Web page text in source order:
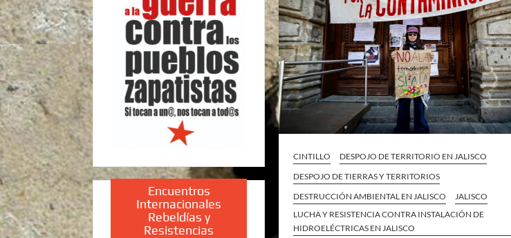
CINTILLO
DESPOJO DE TERRITORIO EN JALISCO
DESPOJO DE TIERRAS Y TERRITORIOS
DESTRUCCIÓN AMBIENTAL EN JALISCO
JALISCO
LUCHA Y RESISTENCIA CONTRA INSTALACIÓN DE
HIDROELÉCTRICAS EN JALISCO
Encuentros
Internacionales
Rebeldías y
Resistencias